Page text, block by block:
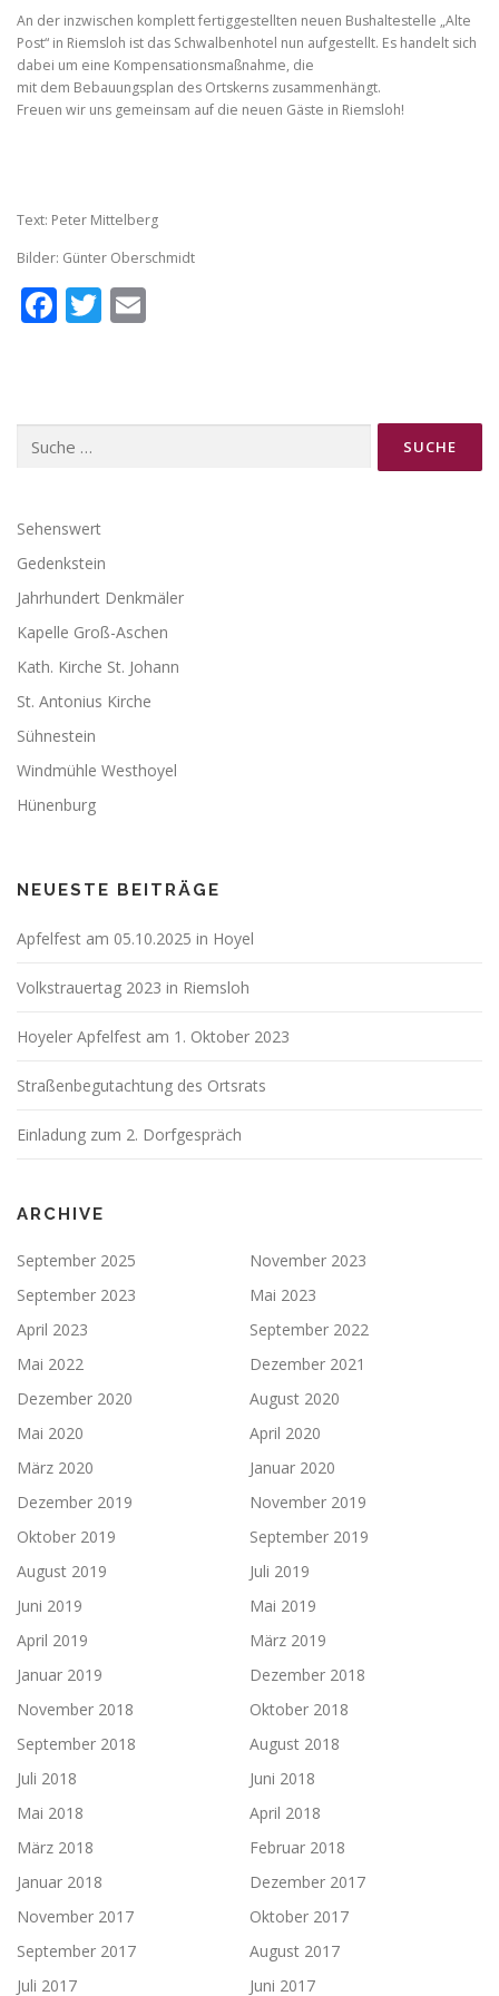
An der inzwischen komplett fertiggestellten neuen Bushaltestelle „Alte
Post“ in Riemsloh ist das Schwalbenhotel nun aufgestellt. Es handelt sich
dabei um eine Kompensationsmaßnahme, die
mit dem Bebauungsplan des Ortskerns zusammenhängt.
Freuen wir uns gemeinsam auf die neuen Gäste in Riemsloh!
Text: Peter Mittelberg
Bilder: Günter Oberschmidt
Facebook
Twitter
nach:
Sehenswert
Gedenkstein
Jahrhundert Denkmäler
Kapelle Groß-Aschen
Kath. Kirche St. Johann
St. Antonius Kirche
Sühnestein
Windmühle Westhoyel
Hünenburg
NEUESTE BEITRÄGE
Apfelfest am 05.10.2025 in Hoyel
Volkstrauertag 2023 in Riemsloh
Hoyeler Apfelfest am 1. Oktober 2023
Straßenbegutachtung des Ortsrats
Einladung zum 2. Dorfgespräch
ARCHIVE
September 2025
November 2023
September 2023
Mai 2023
April 2023
September 2022
Mai 2022
Dezember 2021
Dezember 2020
August 2020
Mai 2020
April 2020
März 2020
Januar 2020
Dezember 2019
November 2019
Oktober 2019
September 2019
August 2019
Juli 2019
Juni 2019
Mai 2019
April 2019
März 2019
Januar 2019
Dezember 2018
November 2018
Oktober 2018
September 2018
August 2018
Juli 2018
Juni 2018
Mai 2018
April 2018
März 2018
Februar 2018
Januar 2018
Dezember 2017
November 2017
Oktober 2017
September 2017
August 2017
Juli 2017
Juni 2017